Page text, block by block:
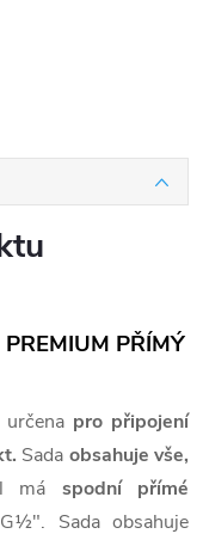
PŘÍMÝ
pro připojení
Sada obsahuje vše,
má spodní přímé
Sada obsahuje